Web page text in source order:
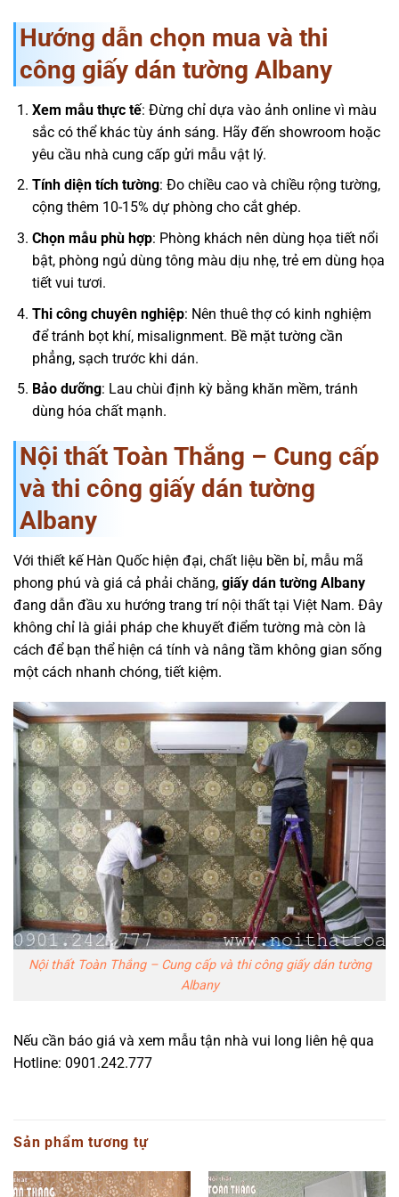
Hướng dẫn chọn mua và thi
công giấy dán tường Albany
Xem mẫu thực tế: Đừng chỉ dựa vào ảnh online vì màu
sắc có thể khác tùy ánh sáng. Hãy đến showroom hoặc
yêu cầu nhà cung cấp gửi mẫu vật lý.
Tính diện tích tường: Đo chiều cao và chiều rộng tường,
cộng thêm 10-15% dự phòng cho cắt ghép.
Chọn mẫu phù hợp: Phòng khách nên dùng họa tiết nổi
bật, phòng ngủ dùng tông màu dịu nhẹ, trẻ em dùng họa
tiết vui tươi.
Thi công chuyên nghiệp: Nên thuê thợ có kinh nghiệm
để tránh bọt khí, misalignment. Bề mặt tường cần
phẳng, sạch trước khi dán.
Bảo dưỡng: Lau chùi định kỳ bằng khăn mềm, tránh
dùng hóa chất mạnh.
Nội thất Toàn Thắng – Cung cấp
và thi công giấy dán tường
Albany
Với thiết kế Hàn Quốc hiện đại, chất liệu bền bỉ, mẫu mã
phong phú và giá cả phải chăng, giấy dán tường Albany
đang dẫn đầu xu hướng trang trí nội thất tại Việt Nam. Đây
không chỉ là giải pháp che khuyết điểm tường mà còn là
cách để bạn thể hiện cá tính và nâng tầm không gian sống
một cách nhanh chóng, tiết kiệm.
Nội thất Toàn Thắng – Cung cấp và thi công giấy dán tường
Albany
Nếu cần báo giá và xem mẫu tận nhà vui long liên hệ qua
Hotline: 0901.242.777
Sản phẩm tương tự